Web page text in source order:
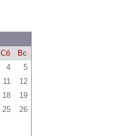
Сб
Вс
4
5
11
12
18
19
25
26